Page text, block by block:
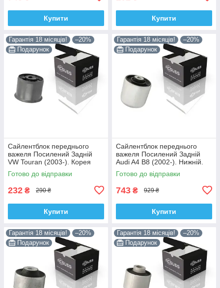
Купити Купити
Гарантія 18 місяців!
–20%
Подарунок
Сайлентблок переднього
важеля Посилений Задній
VW Touran (2003-). Корея
ACSUSS! 34559 , JBU602 ,
VKDS331037
Готово до відправки
232 ₴ 290 ₴
Купити
Гарантія 18 місяців!
–20%
Подарунок
Сайлентблок переднього
важеля Посилений Задній
Audi A4 B8 (2002-). Нижній.
Корея ACSUSS! 4H0407183 ,
TD1247W , VKDS331074
Готово до відправки
743 ₴ 929 ₴
Купити
Гарантія 18 місяців!
–20%
Подарунок
Гарантія 18 місяців!
–20%
Подарунок